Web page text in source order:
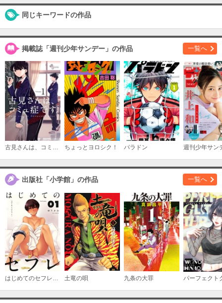
同じキーワードの作品
掲載誌「週刊少年サンデー」の作品 一覧へ
古見さんは、コミュ症です。 ちょっとヨロシク！ パラドン 週刊少年サン
出版社「小学館」の作品 一覧へ
はじめてのセフレ【単話】 土竜の唄 九条の大罪